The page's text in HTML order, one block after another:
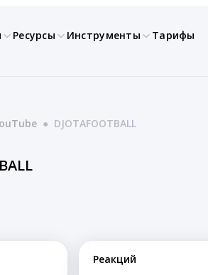
Ресурсы Инструменты Тарифы
● DJOTAFOOTBALL
Реакций